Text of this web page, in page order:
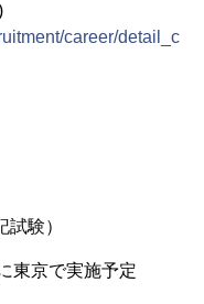
career/detail_c
験）
京で実施予定